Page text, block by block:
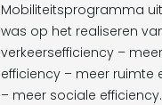
Mobiliteitsprogramma
was op het realiseren
verkeersefficiency –
efficiency – meer ruimte
– meer sociale